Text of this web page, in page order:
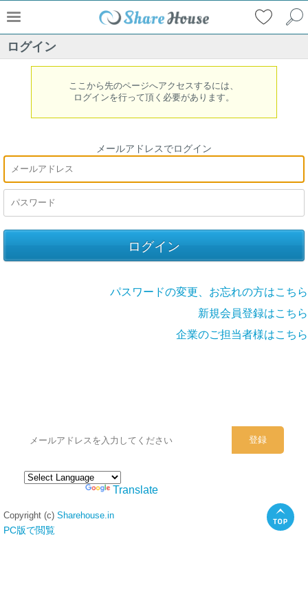
ログイン
ここから先のページへアクセスするには、
ログインを行って頂く必要があります。
メールアドレスでログイン
パスワードの変更、お忘れの方はこちら
新規会員登録はこちら
企業のご担当者様はこちら
Translate
Copyright (c) Sharehouse.in
PC版で閲覧